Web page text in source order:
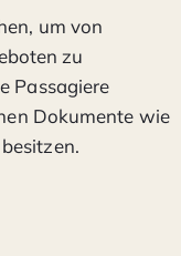
um von
zu
Passagiere
Dokumente wie